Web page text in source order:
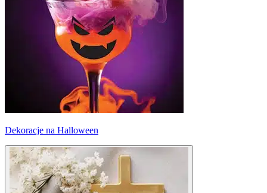
Dekoracje na Halloween